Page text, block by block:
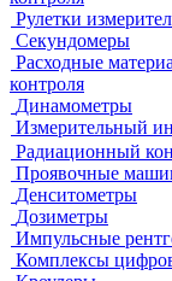
Измерители
Испытательные
Лупы
Микроскопы
Образцы
Принадлежности
контроля
Рулетки
Секундомеры
Расходные
контроля
Динамометры
Измерительный